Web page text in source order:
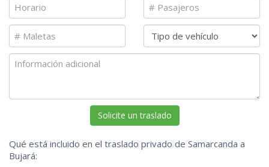
Qué está incluido en el traslado privado de Samarcanda a
Bujará: